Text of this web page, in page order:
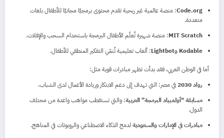
Code.org: منصة عالمية غير ربحية تقدم محتوى برمجيًا مجانيًا للأطفال بلغات
متعددة.
MIT Scratch: منصة شهيرة تُعلّم الأطفال البرمجة باستخدام السحب والإفلات.
Kodable وLightbot
: ألعاب تعليمية تُنمّي التفكير المنطقي للأطفال.
أما في الوطن العربي، فقد بدأت تظهر مبادرات قوية مثل:
رواد 2030
في مصر: التي تهدف إلى دعم الابتكار وريادة الأعمال لدى الشباب.
مسابقة “أولمبياد البرمجة” العربية: والتي تستقطب مواهب واعدة من مختلف
الدول.
مبادرات في الإمارات والسعوديةلدمج الذكاء الاصطناعي والروبوتات في المناهج.